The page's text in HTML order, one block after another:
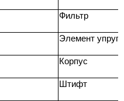
Фильтр
Элемент
Корпус
Штифт